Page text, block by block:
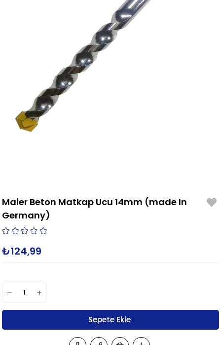
Maier Beton Matkap Ucu 14mm (made In
Germany)
₺124,99